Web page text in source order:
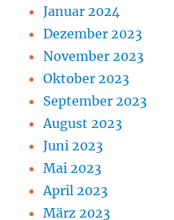
Januar 2024
Dezember 2023
November 2023
Oktober 2023
September 2023
August 2023
Juni 2023
Mai 2023
April 2023
März 2023